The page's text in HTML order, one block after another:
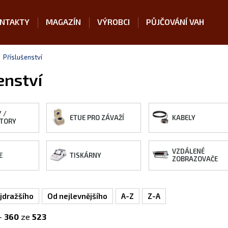
MAGAZÍN VÝROBCI PŮJČOVÁNÍ VAH
Příslušenství
/
ETUE PRO ZÁVAŽÍ KABELY
TISKÁRNY
VZDÁLENÉ
ZOBRAZOVAČE
Od nejlevnějšího A-Z Z-A
360ze 523